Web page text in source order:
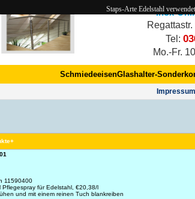
Staps-Arte EdelstahlInox-
Tel:
Mo.-Fr.
SchmiedeeisenGlashalter-
Impres­sum
11590400
Pflegespray für Edelstahl, €20,38/l
und mit einem reinen Tuch blankreiben